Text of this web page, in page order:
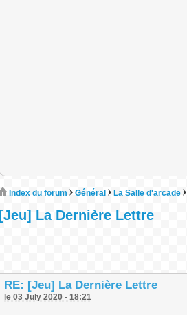
Index du forum Général La Salle d'arcade
[Jeu] La Dernière Lettre
RE: [Jeu] La Dernière Lettre
le 03 July 2020 - 18:21